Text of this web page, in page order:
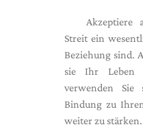
Akzeptiere
Streit ein
Beziehung sind.
sie Ihr Leben
verwenden
Bindung zu
weiter zu stärken.